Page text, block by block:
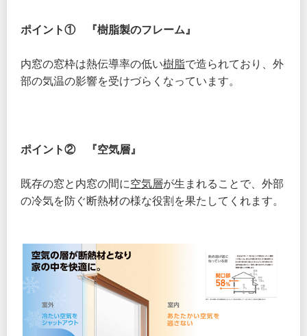
ポイント① 『樹脂製のフレーム』
内窓の窓枠は熱伝導率の低い樹脂で造られており、外
部の気温の影響を受けづらくなっています。
ポイント② 『空気層』
既存の窓と内窓の間に空気層が生まれることで、外部
の冷気を防ぐ断熱材の様な役割を果たしてくれます。